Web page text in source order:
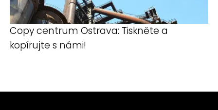
Copy centrum Ostrava: Tiskněte a
kopírujte s námi!